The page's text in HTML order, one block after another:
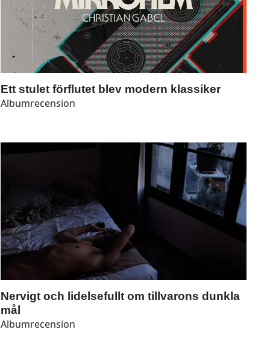
Ett stulet förflutet blev modern klassiker
Albumrecension
Nervigt och lidelsefullt om tillvarons dunkla
mål
Albumrecension